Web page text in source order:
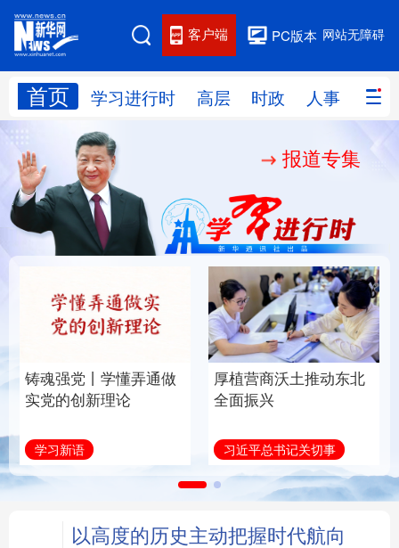
网站无障碍
PC版本
客户端
首页 学习进行时 高层 时政 人事 国际
网站地图
学习进行时 人事
国际 财经 网评
思客智库 全球连线 教育
科技 科创 量子 体育
健康 军事
访谈 视频 图片 政务
信息化 数字经济
学术中国 乡村振兴 银龄 溯源中国
报道专集
铸魂强党丨学懂弄通做
实党的创新理论
学习新语
厚植营商沃土推动东北
全面振兴
习近平总书记关切事
以高度的历史主动把握时代航向